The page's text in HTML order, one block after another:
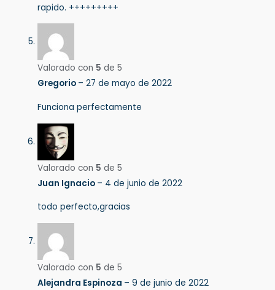
rapido. +++++++++
Valorado con 5 de 5
Gregorio – 27 de mayo de 2022
Funciona perfectamente
Valorado con 5 de 5
Juan Ignacio – 4 de junio de 2022
todo perfecto,gracias
Valorado con 5 de 5
Alejandra Espinoza – 9 de junio de 2022